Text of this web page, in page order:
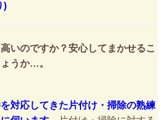
)
いのですか？安心してまかせるこ
うか…。
対応してきた片付け・掃除の熟練